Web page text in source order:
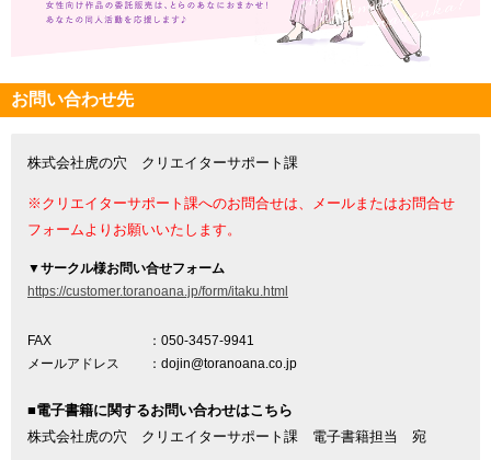
お問い合わせ先
株式会社虎の穴 クリエイターサポート課
※クリエイターサポート課へのお問合せは、メールまたはお問合せ
フォームよりお願いいたします。
▼サークル様お問い合せフォーム
https://customer.toranoana.jp/form/itaku.html
FAX
：050-3457-9941
メールアドレス
：dojin@toranoana.co.jp
■電子書籍に関するお問い合わせはこちら
株式会社虎の穴 クリエイターサポート課 電子書籍担当 宛